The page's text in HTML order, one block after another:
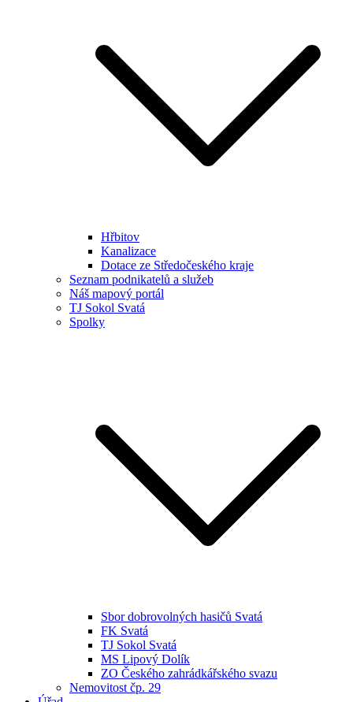
Hřbitov
Kanalizace
Dotace ze Středočeského kraje
Seznam podnikatelů a služeb
Náš mapový portál
TJ Sokol Svatá
Spolky
Sbor dobrovolných hasičů Svatá
FK Svatá
TJ Sokol Svatá
MS Lipový Dolík
ZO Českého zahrádkářského svazu
Nemovitost čp. 29